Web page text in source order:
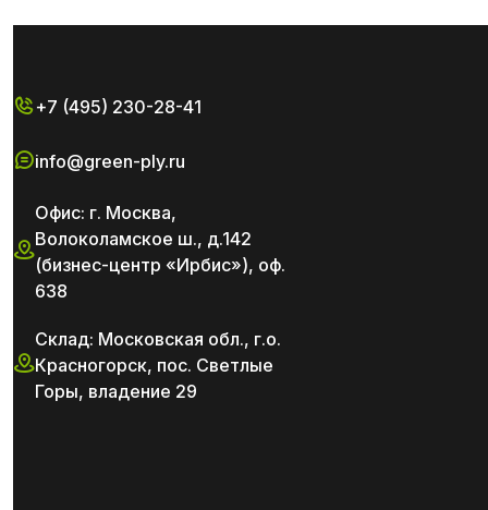
+7 (495) 230-28-41
info@green-ply.ru
Офис: г. Москва,
Волоколамское ш., д.142
(бизнес-центр «Ирбис»), оф.
638
Склад: Московская обл., г.о.
Красногорск, пос. Светлые
Горы, владение 29